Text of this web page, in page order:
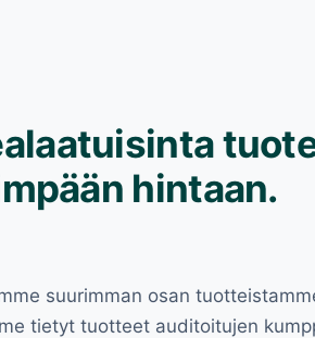
hintaan.
suurimman osan
tietyt tuotteet auditoitujen